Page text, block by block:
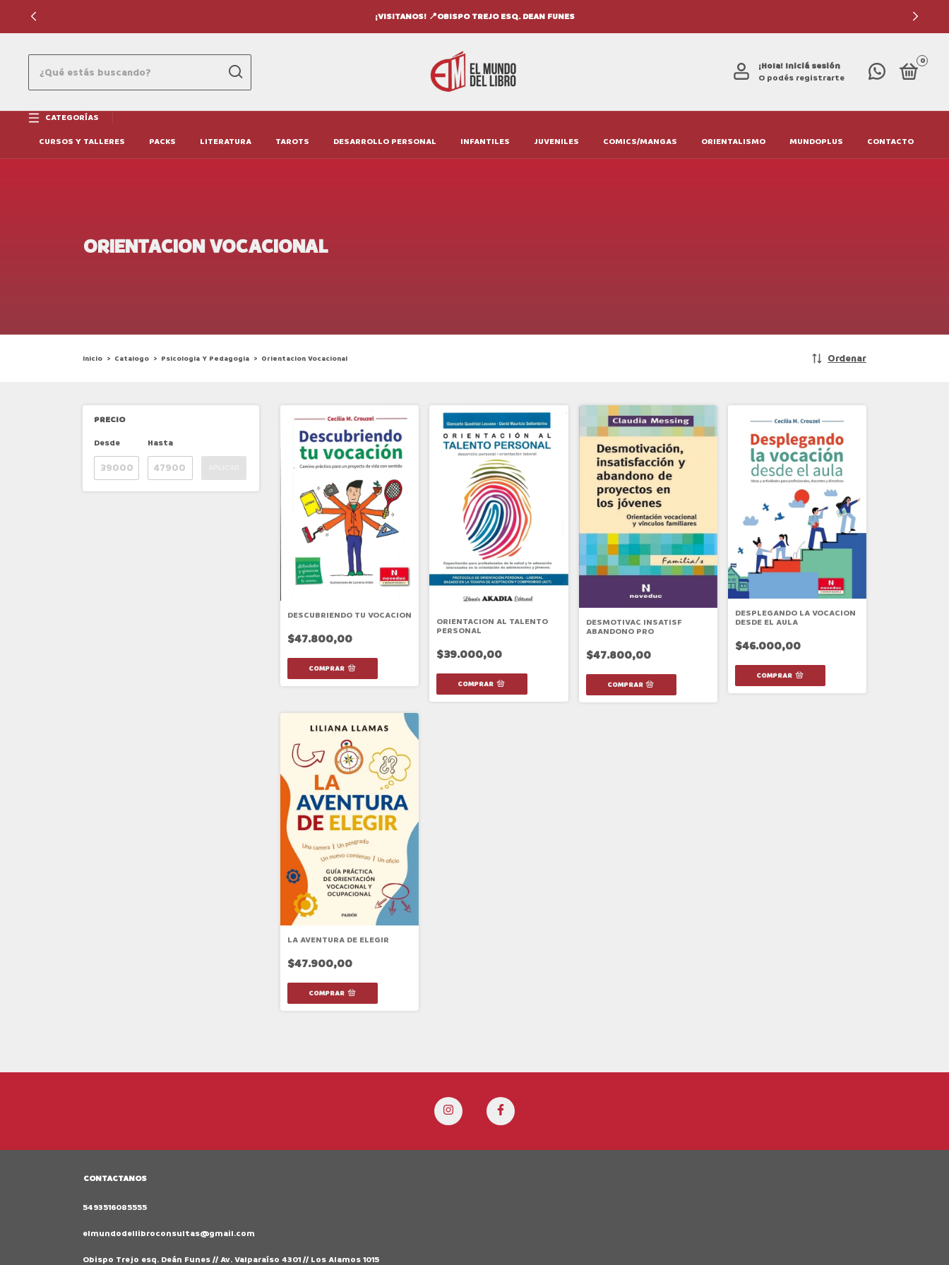
¡VISITANOS! 📍OBISPO TREJO ESQ. DEAN FUNES
¡Hola! Iniciá sesión
O podés registrarte
0
CATEGORÍAS
CURSOS Y TALLERES
PACKS LITERATURA TAROTS DESARROLLO PERSONAL INFANTILES JUVENILES COMICS/MANGAS ORIENTALISMO MUNDOPLUS CONTACTO
ORIENTACION VOCACIONAL
Inicio > Catalogo > Psicologia Y Pedagogia > Orientacion Vocacional Ordenar
PRECIO
Desde
Hasta
DESCUBRIENDO TU VOCACION
$47.800,00
ORIENTACION AL TALENTO
PERSONAL
$39.000,00
DESMOTIVAC INSATISF
ABANDONO PRO
$47.800,00
DESPLEGANDO LA VOCACION
DESDE EL AULA
$46.000,00
LA AVENTURA DE ELEGIR
$47.900,00
CONTACTANOS
5493516085555
elmundodellibroconsultas@gmail.com
Obispo Trejo esq. Deán Funes // Av. Valparaíso 4301 // Los Alamos 1015